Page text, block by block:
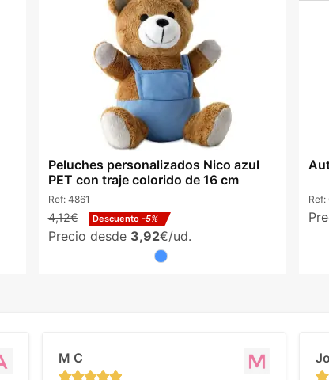
Peluches personalizados Nico azul
PET con traje colorido de 16 cm
Ref: 4861
4,12€ Descuento -5%
Precio desde 3,92€/ud.
Ref:
M C